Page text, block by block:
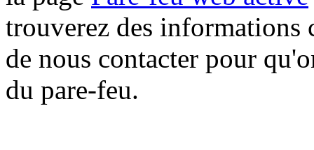
trouverez des informations
de nous contacter pour
du pare-feu.